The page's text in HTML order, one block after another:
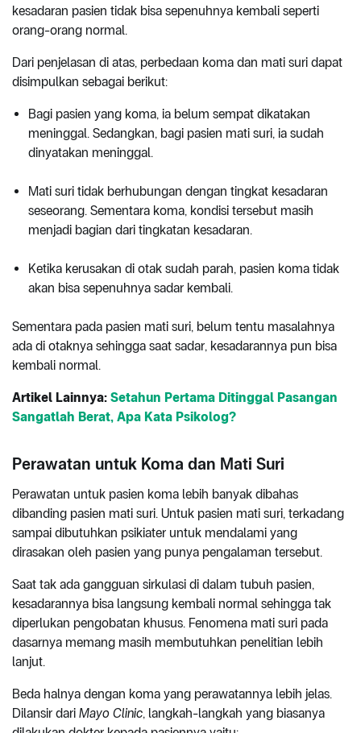
kesadaran pasien tidak bisa sepenuhnya kembali seperti
orang-orang normal.
Dari penjelasan di atas, perbedaan koma dan mati suri dapat
disimpulkan sebagai berikut:
Bagi pasien yang koma, ia belum sempat dikatakan
meninggal. Sedangkan, bagi pasien mati suri, ia sudah
dinyatakan meninggal.
Mati suri tidak berhubungan dengan tingkat kesadaran
seseorang. Sementara koma, kondisi tersebut masih
menjadi bagian dari tingkatan kesadaran.
Ketika kerusakan di otak sudah parah, pasien koma tidak
akan bisa sepenuhnya sadar kembali.
Sementara pada pasien mati suri, belum tentu masalahnya
ada di otaknya sehingga saat sadar, kesadarannya pun bisa
kembali normal.
Artikel Lainnya: Setahun Pertama Ditinggal Pasangan
Sangatlah Berat, Apa Kata Psikolog?
Perawatan untuk Koma dan Mati Suri
Perawatan untuk pasien koma lebih banyak dibahas
dibanding pasien mati suri. Untuk pasien mati suri, terkadang
sampai dibutuhkan psikiater untuk mendalami yang
dirasakan oleh pasien yang punya pengalaman tersebut.
Saat tak ada gangguan sirkulasi di dalam tubuh pasien,
kesadarannya bisa langsung kembali normal sehingga tak
diperlukan pengobatan khusus. Fenomena mati suri pada
dasarnya memang masih membutuhkan penelitian lebih
lanjut.
Beda halnya dengan koma yang perawatannya lebih jelas.
Dilansir dari Mayo Clinic, langkah-langkah yang biasanya